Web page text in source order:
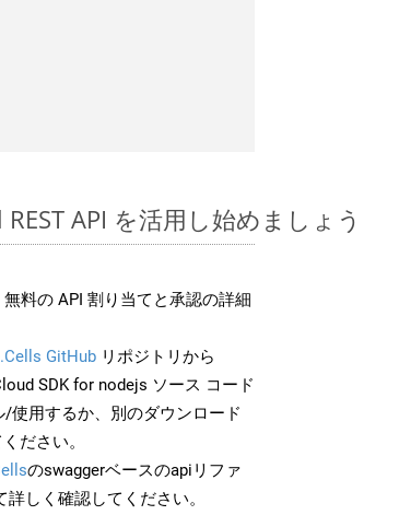
API を活用し始めましょう
料の API 割り当てと承認の詳細
GitHub リポジトリから
SDK for nodejs ソース コード
使用するか、別のダウンロード
ださい。
のswaggerベースのapiリファ
しく確認してください。